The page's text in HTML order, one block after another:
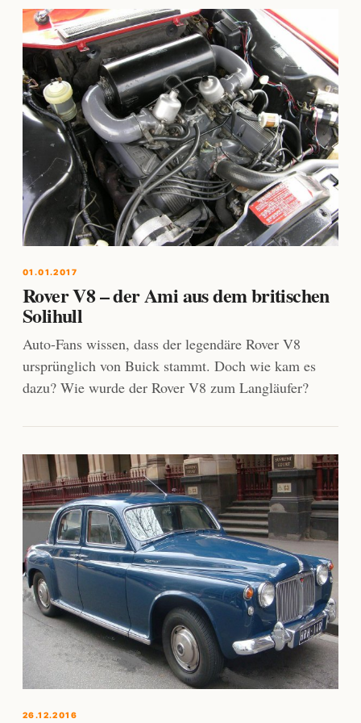
01.01.2017
Rover V8 – der Ami aus dem britischen
Solihull
Auto-Fans wissen, dass der legendäre Rover V8
ursprünglich von Buick stammt. Doch wie kam es
dazu? Wie wurde der Rover V8 zum Langläufer?
26.12.2016